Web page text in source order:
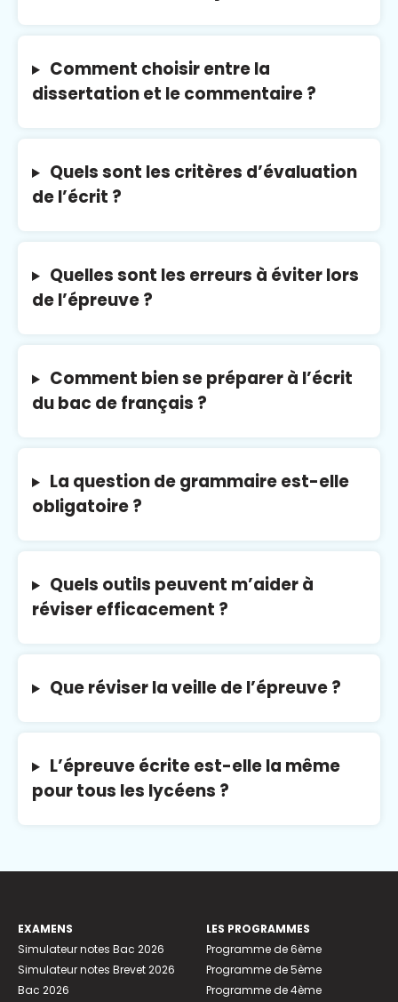
Comment choisir entre la
dissertation et le commentaire ?
Quels sont les critères d’évaluation
de l’écrit ?
Quelles sont les erreurs à éviter lors
de l’épreuve ?
Comment bien se préparer à l’écrit
du bac de français ?
La question de grammaire est-elle
obligatoire ?
Quels outils peuvent m’aider à
réviser efficacement ?
Que réviser la veille de l’épreuve ?
L’épreuve écrite est-elle la même
pour tous les lycéens ?
EXAMENS
Simulateur notes Bac 2026
Simulateur notes Brevet 2026
Bac 2026
LES PROGRAMMES
Programme de 6ème
Programme de 5ème
Programme de 4ème